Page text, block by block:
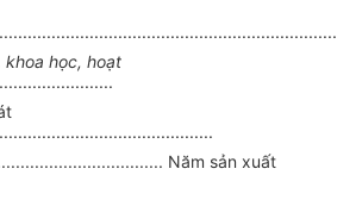
khoa học, hoạt
Năm sản xuất